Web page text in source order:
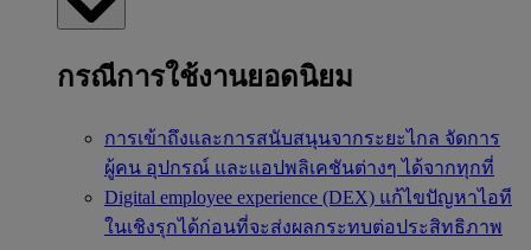
กรณีการใช้งานยอดนิยม
การเข้าถึงและการสนับสนุนจากระยะไกล จัดการ
ผู้คน อุปกรณ์ และแอปพลิเคชันต่างๆ ได้จากทุกที่
Digital employee experience (DEX) แก้ไขปัญหาไอที
ในเชิงรุกได้ก่อนที่จะส่งผลกระทบต่อประสิทธิภาพ